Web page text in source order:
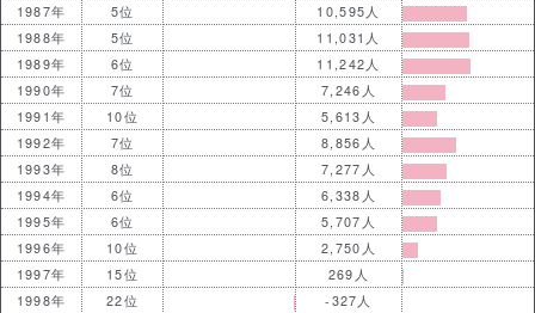
1987年
5位
10,595人
1988年
5位
11,031人
1989年
6位
11,242人
1990年
7位
7,246人
1991年
10位
5,613人
1992年
7位
8,856人
1993年
8位
7,277人
1994年
6位
6,338人
1995年
6位
5,707人
1996年
10位
2,750人
1997年
15位
269人
1998年
22位 -327人